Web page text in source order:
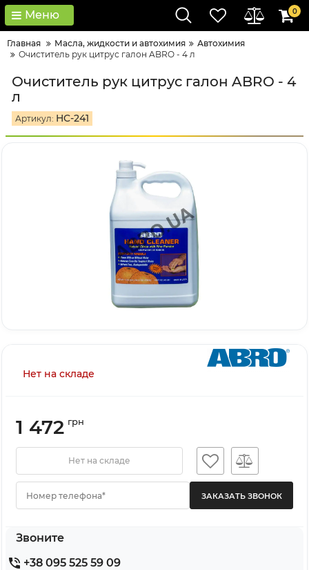
Меню 0
Главная Масла, жидкости и автохимия
Автохимия
Очиститель рук цитрус галон ABRO - 4 л
Очиститель рук цитрус галон ABRO - 4
л
Артикул: HC-241
Нет на складе
1 472 грн
Нет на складе
Номер телефона*
Звоните
+38 095 525 59 09